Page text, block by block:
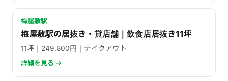
梅屋敷駅
梅屋敷駅の居抜き・貸店舗｜飲食店居抜き11坪
11坪｜249,800円｜テイクアウト
詳細を見る →